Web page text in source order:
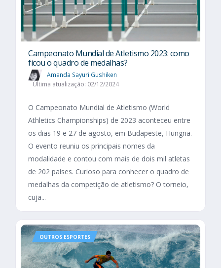
Campeonato Mundial de Atletismo 2023: como
ficou o quadro de medalhas?
Amanda Sayuri Gushiken
Última atualização: 02/12/2024
O Campeonato Mundial de Atletismo (World
Athletics Championships) de 2023 aconteceu entre
os dias 19 e 27 de agosto, em Budapeste, Hungria.
O evento reuniu os principais nomes da
modalidade e contou com mais de dois mil atletas
de 202 países. Curioso para conhecer o quadro de
medalhas da competição de atletismo? O torneio,
cuja...
OUTROS ESPORTES